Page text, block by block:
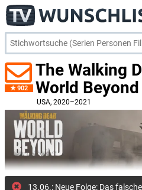
902
The Walking
World Beyond
USA, 2020–2021